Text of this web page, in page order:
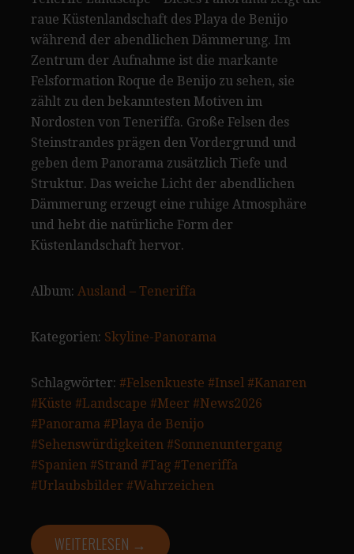
raue Küstenlandschaft des Playa de Benijo
während der abendlichen Dämmerung. Im
Zentrum der Aufnahme ist die markante
Felsformation Roque de Benijo zu sehen, sie
zählt zu den bekanntesten Motiven im
Nordosten von Teneriffa. Große Felsen des
Steinstrandes prägen den Vordergrund und
geben dem Panorama zusätzlich Tiefe und
Struktur. Das weiche Licht der abendlichen
Dämmerung erzeugt eine ruhige Atmosphäre
und hebt die natürliche Form der
Küstenlandschaft hervor.
Album: Ausland – Teneriffa
Kategorien: Skyline-Panorama
Schlagwörter: #Felsenkueste #Insel #Kanaren
#Küste #Landscape #Meer #News2026
#Panorama #Playa de Benijo
#Sehenswürdigkeiten #Sonnenuntergang
#Spanien #Strand #Tag #Teneriffa
#Urlaubsbilder #Wahrzeichen
WEITERLESEN →